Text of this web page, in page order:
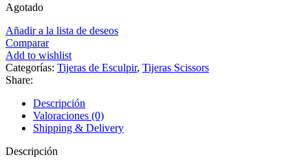
Agotado
Añadir a la lista de deseos
Comparar
Add to wishlist
Categorías: Tijeras de Esculpir, Tijeras Scissors
Share:
Descripción
Valoraciones (0)
Shipping & Delivery
Descripción